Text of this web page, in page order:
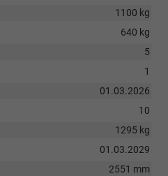
1100 kg
640 kg
5
1
01.03.2026
10
1295 kg
01.03.2029
2551 mm